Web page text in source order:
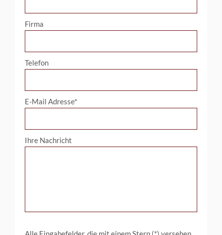
Firma
Telefon
E-Mail Adresse*
Ihre Nachricht